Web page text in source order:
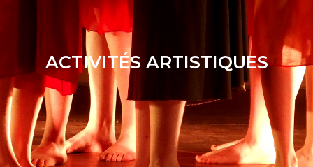
ACTIVITÉS ARTISTIQUES